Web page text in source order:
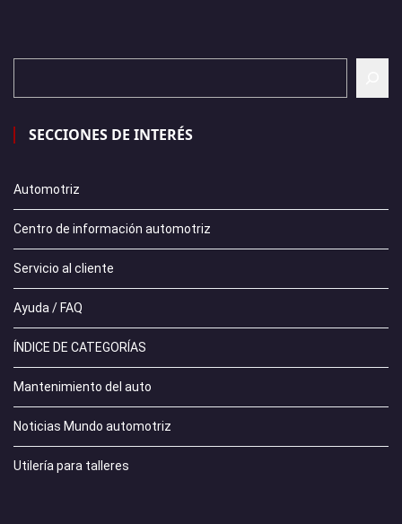
SECCIONES DE INTERÉS
Automotriz
Centro de información automotriz
Servicio al cliente
Ayuda / FAQ
ÍNDICE DE CATEGORÍAS
Mantenimiento del auto
Noticias Mundo automotriz
Utilería para talleres